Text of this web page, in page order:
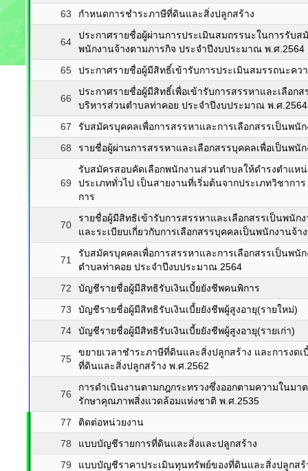
63
กำหนดการชำระภาษีที่ดินและสิ่งปลูกสร้าง
64
ประกาศรายชื่อผู้ผ่านการประเมินสมถรรนะในการรับส
พนักงานจ้างตามภารกิจ ประจำปีงบประมาณ พ.ศ.2564
65
ประกาศรายชื่อผู้มีสิทธิ์เข้ารับการประเมินสมรรถนะค
66
ประกาศรายชื่อผู้มีสิทธิ์เพื่อเข้ารับการสรรหาและเลือก
บริหารส่วนตำบลท่าคอย ประจำปีงบประมาณ พ.ศ.2564
67
รับสมัครบุคคลเพื่อการสรรหาและการเลือกสรรเป็นพนั
68
รายชื่อผู้ผ่านการสรรหาและเลือกสรรบุคคลเพื่อเป็นพนั
69
รับสมัครสอบคัดเลือกพนักงานส่วนตำบลให้ดำรงตำแห
ประเภททั่วไป เป็นสายงานที่เริ่มต้นจากประเภทวิชาก
การ
70
รายชื่อผู้มีสิทธิเข้ารับการสรรหาและเลือกสรรเป็นพนัก
และระเบียบเกี่ยวกับการเลือกสรรบุคคลเป็นพนักงานจ้า
71
รับสมัครบุคคลเพื่อการสรรหาและการเลือกสรรเป็นพนั
ตำบลท่าคอย ประจำปีงบประมาณ 2564
72
บัญชีรายชื่อผู้มีสิทธิรับเงินเบี้ยยังชีพคนพิการ
73
บัญชีรายชื่อผู้มีสิทธิรับเงินเบี้ยยังชีพผู้สูงอายุ(รายใหม่)
74
บัญชีรายชื่อผู้มีสิทธิรับเงินเบี้ยยังชีพผู้สูงอายุ(รายเก่า)
75
ขยายเวลาชำระภาษีที่ดินและสิ่งปลูกสร้าง และการงด
ที่ดินและสิ่งปลูกสร้าง พ.ศ.2562
76
การดำเนินงานตามกฎกระทรวงซึ่งออกตามความในม
รักษาคุณภาพสิ่งแวดล้อมแห่งชาติ พ.ศ.2535
77
ติดต่อหน่วยงาน
78
แบบบัญชีรายการที่ดินและสิ่งและปลูกสร้าง
79
แบบบัญชีราคาประเมินทุนทรัพย์ของที่ดินและสิ่งปลูกสร้